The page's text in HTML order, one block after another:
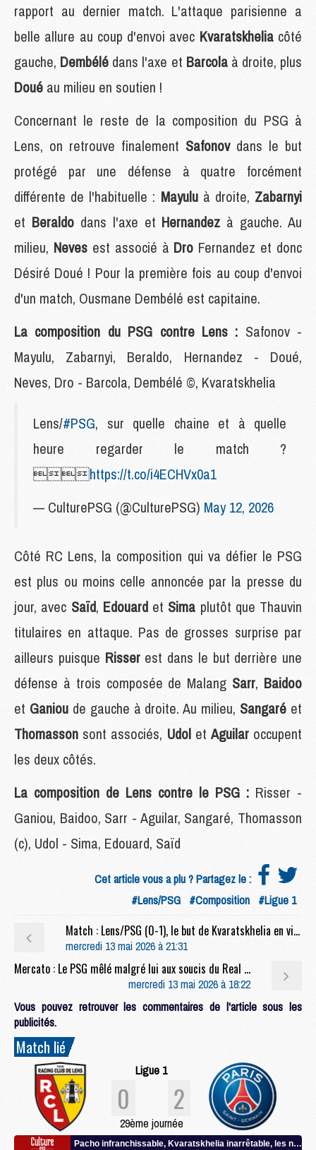
rapport au dernier match. L'attaque parisienne a
belle allure au coup d'envoi avec Kvaratskhelia côté
gauche, Dembélé dans l'axe et Barcola à droite, plus
Doué au milieu en soutien !
Concernant le reste de la composition du PSG à
Lens, on retrouve finalement Safonov dans le but
protégé par une défense à quatre forcément
différente de l'habituelle : Mayulu à droite, Zabarnyi
et Beraldo dans l'axe et Hernandez à gauche. Au
milieu, Neves est associé à Dro Fernandez et donc
Désiré Doué ! Pour la première fois au coup d'envoi
d'un match, Ousmane Dembélé est capitaine.
La composition du PSG contre Lens : Safonov -
Mayulu, Zabarnyi, Beraldo, Hernandez - Doué,
Neves, Dro - Barcola, Dembélé ©, Kvaratskhelia
Lens/#PSG, sur quelle chaine et à quelle
heure regarder le match ?
https://t.co/i4ECHVx0a1
— CulturePSG (@CulturePSG) May 12, 2026
Côté RC Lens, la composition qui va défier le PSG
est plus ou moins celle annoncée par la presse du
jour, avec Saïd, Edouard et Sima plutôt que Thauvin
titulaires en attaque. Pas de grosses surprise par
ailleurs puisque Risser est dans le but derrière une
défense à trois composée de Malang Sarr, Baidoo
et Ganiou de gauche à droite. Au milieu, Sangaré et
Thomasson sont associés, Udol et Aguilar occupent
les deux côtés.
La composition de Lens contre le PSG : Risser -
Ganiou, Baidoo, Sarr - Aguilar, Sangaré, Thomasson
(c), Udol - Sima, Edouard, Saïd
Cet article vous a plu ? Partagez le :
#Lens/PSG #Composition #Ligue 1
Match : Lens/PSG (0-1), le but de Kvaratskhelia en video
mercredi 13 mai 2026 à 21:31
Mercato : Le PSG mêlé malgré lui aux soucis du Real Madrid
mercredi 13 mai 2026 à 18:22
Vous pouvez retrouver les commentaires de l'article sous les
publicités.
Match lié
Ligue 1
0 2
29ème journée